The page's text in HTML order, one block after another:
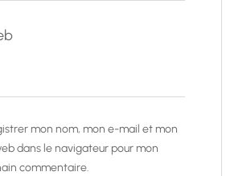
mon nom, mon e-mail et mon
dans le navigateur pour mon
commentaire.